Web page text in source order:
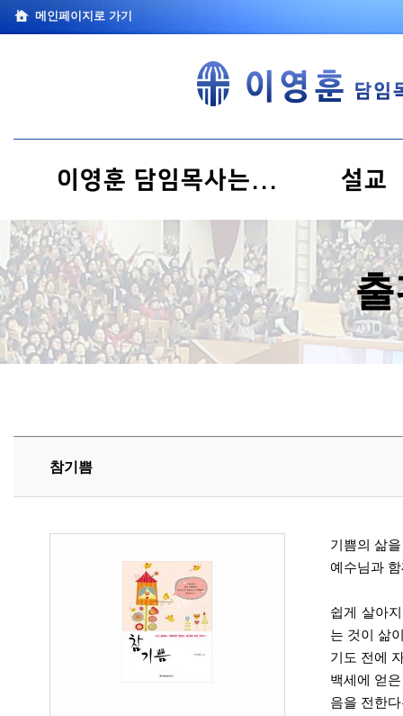
메인페이지로 가기
이영훈 담임목사는... 설교
참기쁨
기쁨의 삶
예수님과
쉽게 살아
는 것이 삶
기도 전에
백세에 얻
음을 전한